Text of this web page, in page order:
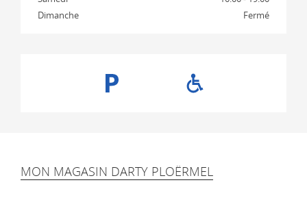
Dimanche
Fermé
MON MAGASIN DARTY PLOËRMEL